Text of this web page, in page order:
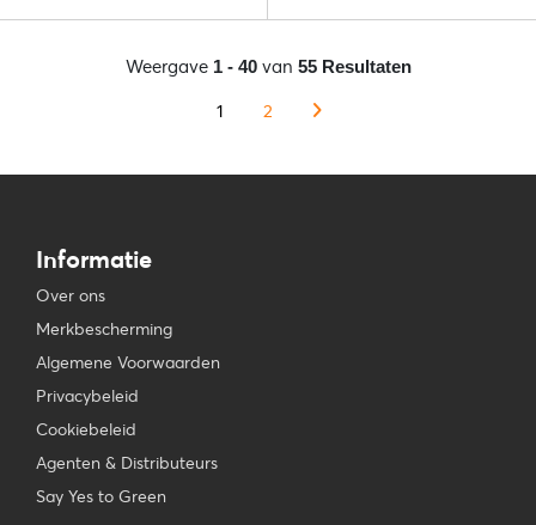
Weergave 1 - 40van 55 Resultaten
1 2
Informatie
Over ons
Merkbescherming
Algemene Voorwaarden
Privacybeleid
Cookiebeleid
Agenten & Distributeurs
Say Yes to Green